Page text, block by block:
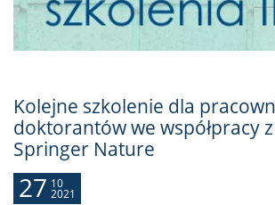
Kolejne szkolenie dla
doktorantów we współpracy
Springer Nature
27 10
2021